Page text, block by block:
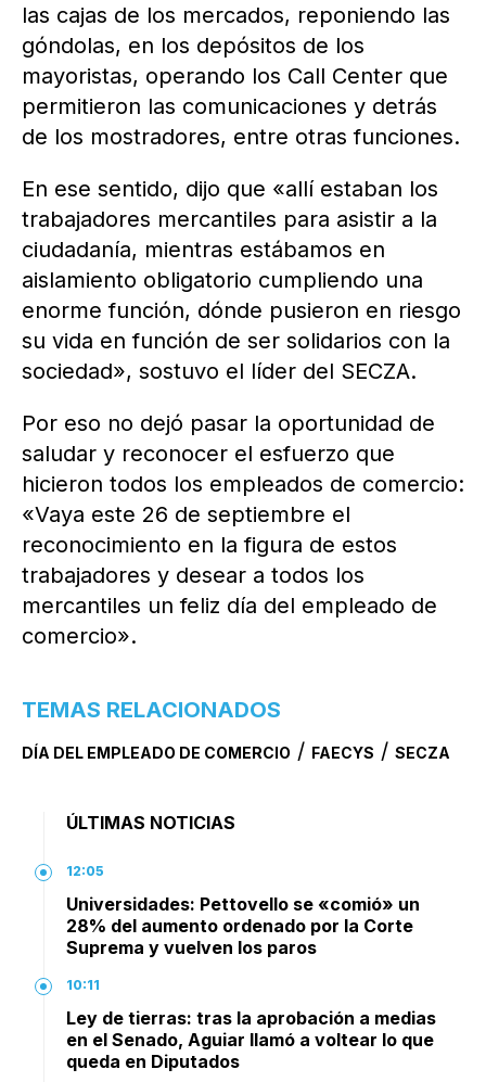
las cajas de los mercados, reponiendo las
góndolas, en los depósitos de los
mayoristas, operando los Call Center que
permitieron las comunicaciones y detrás
de los mostradores, entre otras funciones.
En ese sentido, dijo que «allí estaban los
trabajadores mercantiles para asistir a la
ciudadanía, mientras estábamos en
aislamiento obligatorio cumpliendo una
enorme función, dónde pusieron en riesgo
su vida en función de ser solidarios con la
sociedad», sostuvo el líder del SECZA.
Por eso no dejó pasar la oportunidad de
saludar y reconocer el esfuerzo que
hicieron todos los empleados de comercio:
«Vaya este 26 de septiembre el
reconocimiento en la figura de estos
trabajadores y desear a todos los
mercantiles un feliz día del empleado de
comercio».
TEMAS RELACIONADOS
DÍA DEL EMPLEADO DE COMERCIO / FAECYS / SECZA
ÚLTIMAS NOTICIAS
12:05
Universidades: Pettovello se «comió» un
28% del aumento ordenado por la Corte
Suprema y vuelven los paros
10:11
Ley de tierras: tras la aprobación a medias
en el Senado, Aguiar llamó a voltear lo que
queda en Diputados